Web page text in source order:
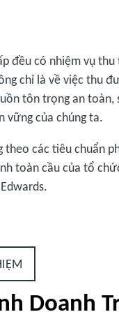
đều có nhiệm vụ
chỉ là về việc
tôn trọng an
vững của chúng ta.
các tiêu chuẩn
toàn cầu của tổ
Doanh